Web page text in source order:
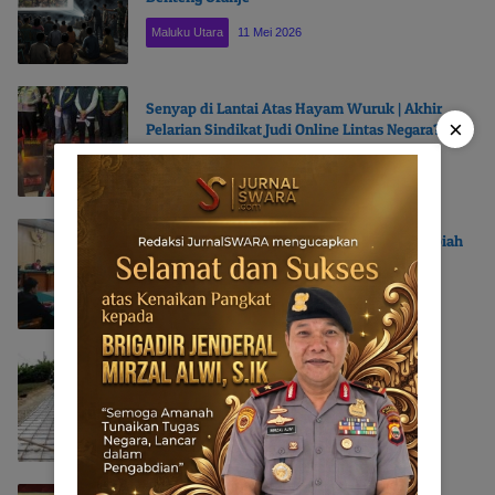
Maluku Utara 11 Mei 2026
Senyap di Lantai Atas Hayam Wuruk | Akhir
Pelarian Sindikat Judi Online Lintas Negara?
JPU Sebut Aliong Mus Terima 2,4 Miliar Rupiah
di Pembangunan Gedung ISDA Taliabu
Pulau Taliabu 27 April 2026
Perkara Korupsi Taliabu Berkarat di Laci
Penyidik | Polda Malut Penghambat
Pembangunan Taliabu?
Pulau Taliabu 16 April 2026
×